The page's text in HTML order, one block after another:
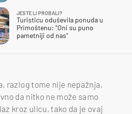
JESTE LI PROBALI?
Turisticu oduševila ponuda u
Primoštenu: "Oni su puno
pametniji od nas"
razlog tome nije nepažnja,
da nitko ne može samo
kroz ulicu, tako da je ovaj